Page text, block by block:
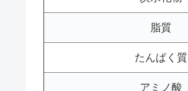
脂質
たんぱく質
アミノ酸